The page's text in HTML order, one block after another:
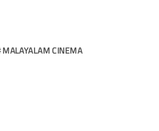
MALAYALAM CINEMA